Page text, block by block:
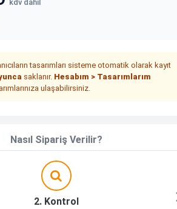
kdv dahil
tasarımları sisteme otomatik olarak kayıt
saklanır. Hesabım > Tasarımlarım
ulaşabilirsiniz.
Nasıl Sipariş Verilir?
2. Kontrol